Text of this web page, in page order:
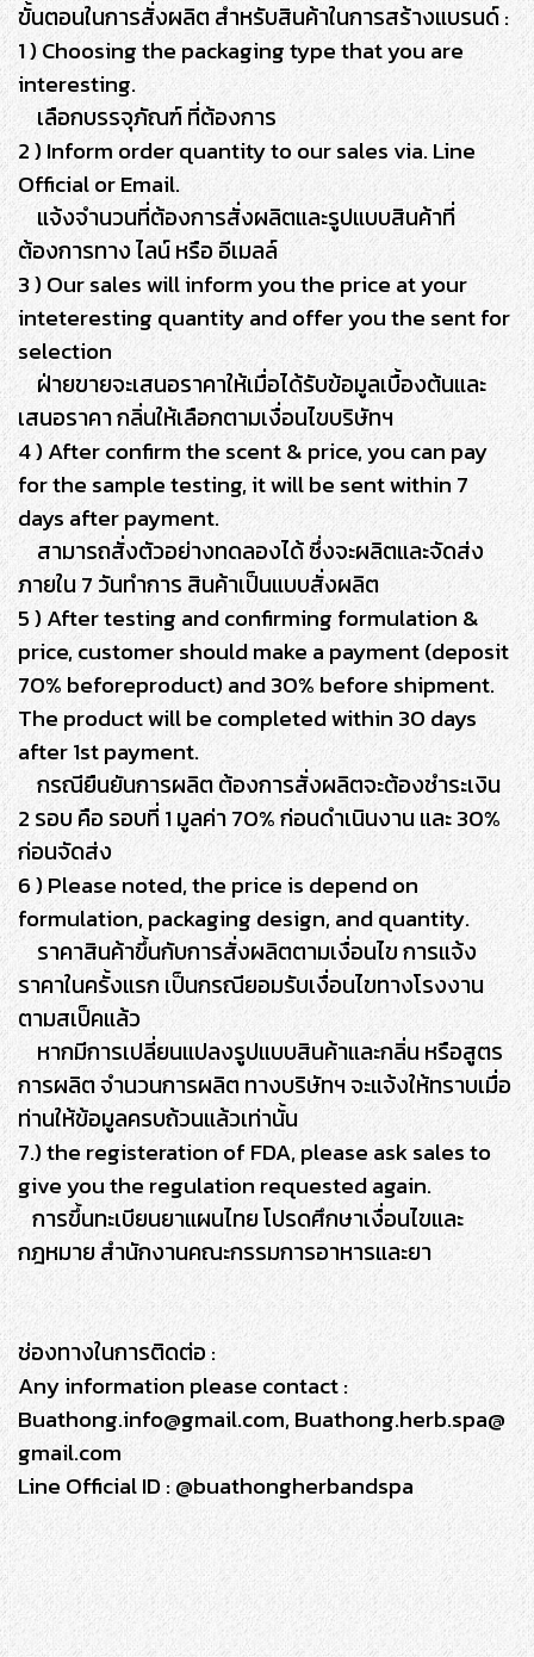
ขั้นตอนในการสั่งผลิต สำหรับสินค้าในการสร้างแบรนด์ :
1 ) Choosing the packaging type that you are
interesting.
เลือกบรรจุภัณฑ์ ที่ต้องการ
2 ) Inform order quantity to our sales via. Line
Official or Email.
แจ้งจำนวนที่ต้องการสั่งผลิตและรูปแบบสินค้าที่
ต้องการทาง ไลน์ หรือ อีเมลล์
3 ) Our sales will inform you the price at your
inteteresting quantity and offer you the sent for
selection
ฝ่ายขายจะเสนอราคาให้เมื่อได้รับข้อมูลเบื้องต้นและ
เสนอราคา กลิ่นให้เลือกตามเงื่อนไขบริษัทฯ
4 ) After confirm the scent & price, you can pay
for the sample testing, it will be sent within 7
days after payment.
สามารถสั่งตัวอย่างทดลองได้ ซึ่งจะผลิตและจัดส่ง
ภายใน 7 วันทำการ สินค้าเป็นแบบสั่งผลิต
5 ) After testing and confirming formulation &
price, customer should make a payment (deposit
70% beforeproduct) and 30% before shipment.
The product will be completed within 30 days
after 1st payment.
กรณียืนยันการผลิต ต้องการสั่งผลิตจะต้องชำระเงิน
2 รอบ คือ รอบที่ 1 มูลค่า 70% ก่อนดำเนินงาน และ 30%
ก่อนจัดส่ง
6 ) Please noted, the price is depend on
formulation, packaging design, and quantity.
ราคาสินค้าขึ้นกับการสั่งผลิตตามเงื่อนไข การแจ้ง
ราคาในครั้งแรก เป็นกรณียอมรับเงื่อนไขทางโรงงาน
ตามสเป็คแล้ว
หากมีการเปลี่ยนแปลงรูปแบบสินค้าและกลิ่น หรือสูตร
การผลิต จำนวนการผลิต ทางบริษัทฯ จะแจ้งให้ทราบเมื่อ
ท่านให้ข้อมูลครบถ้วนแล้วเท่านั้น
7.) the registeration of FDA, please ask sales to
give you the regulation requested again.
การขึ้นทะเบียนยาแผนไทย โปรดศึกษาเงื่อนไขและ
กฎหมาย สำนักงานคณะกรรมการอาหารและยา
ช่องทางในการติดต่อ :
Any information please contact :
Buathong.info@gmail.com, Buathong.herb.spa@
gmail.com
Line Official ID : @buathongherbandspa